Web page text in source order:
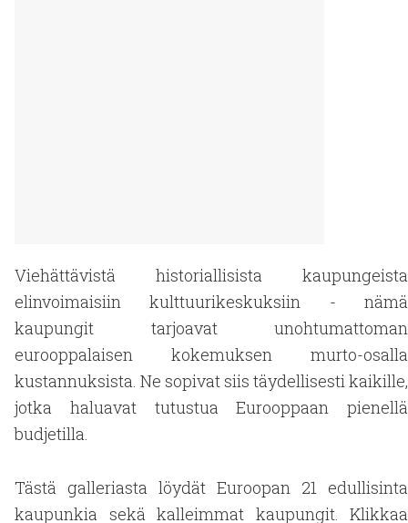
Viehättävistä historiallisista kaupungeista
elinvoimaisiin kulttuurikeskuksiin - nämä
kaupungit tarjoavat unohtumattoman
eurooppalaisen kokemuksen murto-osalla
kustannuksista. Ne sopivat siis täydellisesti kaikille,
jotka haluavat tutustua Eurooppaan pienellä
budjetilla.
Tästä galleriasta löydät Euroopan 21 edullisinta
kaupunkia sekä kalleimmat kaupungit. Klikkaa